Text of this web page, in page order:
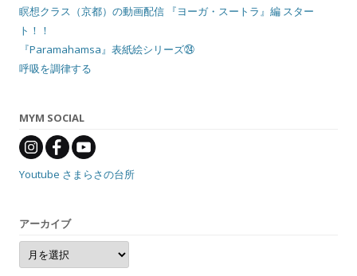
瞑想クラス（京都）の動画配信 『ヨーガ・スートラ』編 スター
ト！！
『Paramahamsa』表紙絵シリーズ㉔
呼吸を調律する
MYM SOCIAL
Youtube さまらさの台所
アーカイブ
ア
ー
カ